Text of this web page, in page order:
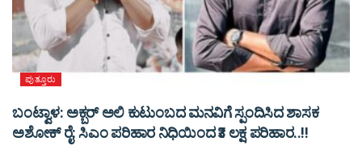
ಪುತ್ತೂರು
ಬಂಟ್ವಾಳ: ಅಕ್ಬರ್ ಅಲಿ ಕುಟುಂಬದ ಮನವಿಗೆ ಸ್ಪಂದಿಸಿದ ಶಾಸಕ
ಅಶೋಕ್ ರೈ: ಸಿಎಂ ಪರಿಹಾರ ನಿಧಿಯಿಂದ ₹3 ಲಕ್ಷ ಪರಿಹಾರ..!!